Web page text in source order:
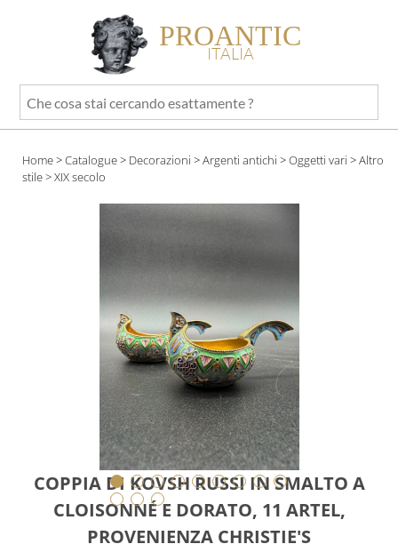
PROANTIC
ITALIA
Che
cosa
cercando
esattamente
Home>Catalogue> Decorazioni >Argenti antichi >Oggetti vari >Altro
stile> XIX secolo
COPPIA DI KOVSH RUSSI IN SMALTO A
CLOISONNÉ E DORATO, 11 ARTEL,
PROVENIENZA CHRISTIE'S